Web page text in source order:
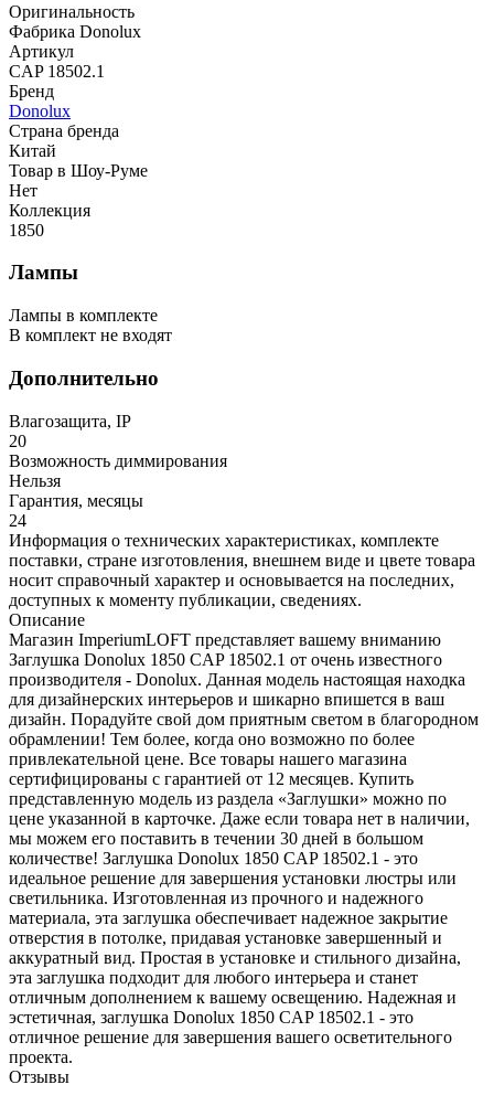
Оригинальность
Фабрика Donolux
Артикул
CAP 18502.1
Бренд
Donolux
Страна бренда
Китай
Товар в Шоу-Руме
Нет
Коллекция
1850
Лампы
Лампы в комплекте
В комплект не входят
Дополнительно
Влагозащита, IP
20
Возможность диммирования
Нельзя
Гарантия, месяцы
24
Информация о технических характеристиках, комплекте
поставки, стране изготовления, внешнем виде и цвете товара
носит справочный характер и основывается на последних,
доступных к моменту публикации, сведениях.
Описание
Магазин ImperiumLOFT представляет вашему вниманию
Заглушка Donolux 1850 CAP 18502.1 от очень известного
производителя - Donolux. Данная модель настоящая находка
для дизайнерских интерьеров и шикарно впишется в ваш
дизайн. Порадуйте свой дом приятным светом в благородном
обрамлении! Тем более, когда оно возможно по более
привлекательной цене. Все товары нашего магазина
сертифицированы с гарантией от 12 месяцев. Купить
представленную модель из раздела «Заглушки» можно по
цене указанной в карточке. Даже если товара нет в наличии,
мы можем его поставить в течении 30 дней в большом
количестве! Заглушка Donolux 1850 CAP 18502.1 - это
идеальное решение для завершения установки люстры или
светильника. Изготовленная из прочного и надежного
материала, эта заглушка обеспечивает надежное закрытие
отверстия в потолке, придавая установке завершенный и
аккуратный вид. Простая в установке и стильного дизайна,
эта заглушка подходит для любого интерьера и станет
отличным дополнением к вашему освещению. Надежная и
эстетичная, заглушка Donolux 1850 CAP 18502.1 - это
отличное решение для завершения вашего осветительного
проекта.
Отзывы